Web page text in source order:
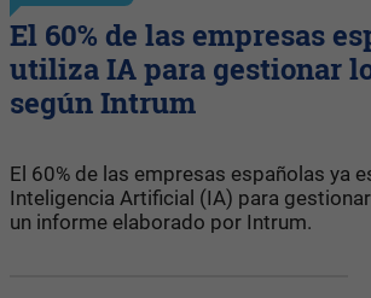
El 60% de las empresas
utiliza IA para gestionar
según Intrum
El 60% de las empresas españolas ya
Inteligencia Artificial (IA) para
un informe elaborado por Intrum.